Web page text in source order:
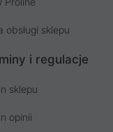
obsługi sklepu
i regulacje
sklepu
opinii